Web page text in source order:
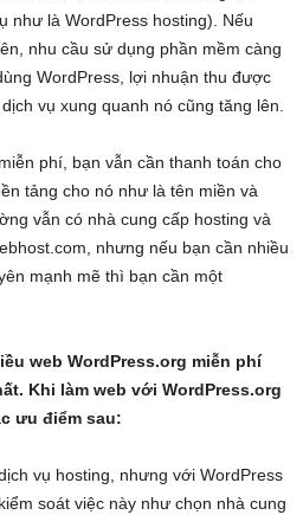
như là WordPress hosting). Nếu
nhu cầu sử dụng phần mềm càng
WordPress, lợi nhuận thu được
vụ xung quanh nó cũng tăng lên.
phí, bạn vẫn cần thanh toán cho
tảng cho nó như là tên miền và
vẫn có nhà cung cấp hosting và
nhưng nếu bạn cần nhiều
mạnh mẽ thì bạn cần một
web WordPress.org miễn phí
Khi làm web với WordPress.org
ưu điểm sau:
vụ hosting, nhưng với WordPress
soát việc này như chọn nhà cung